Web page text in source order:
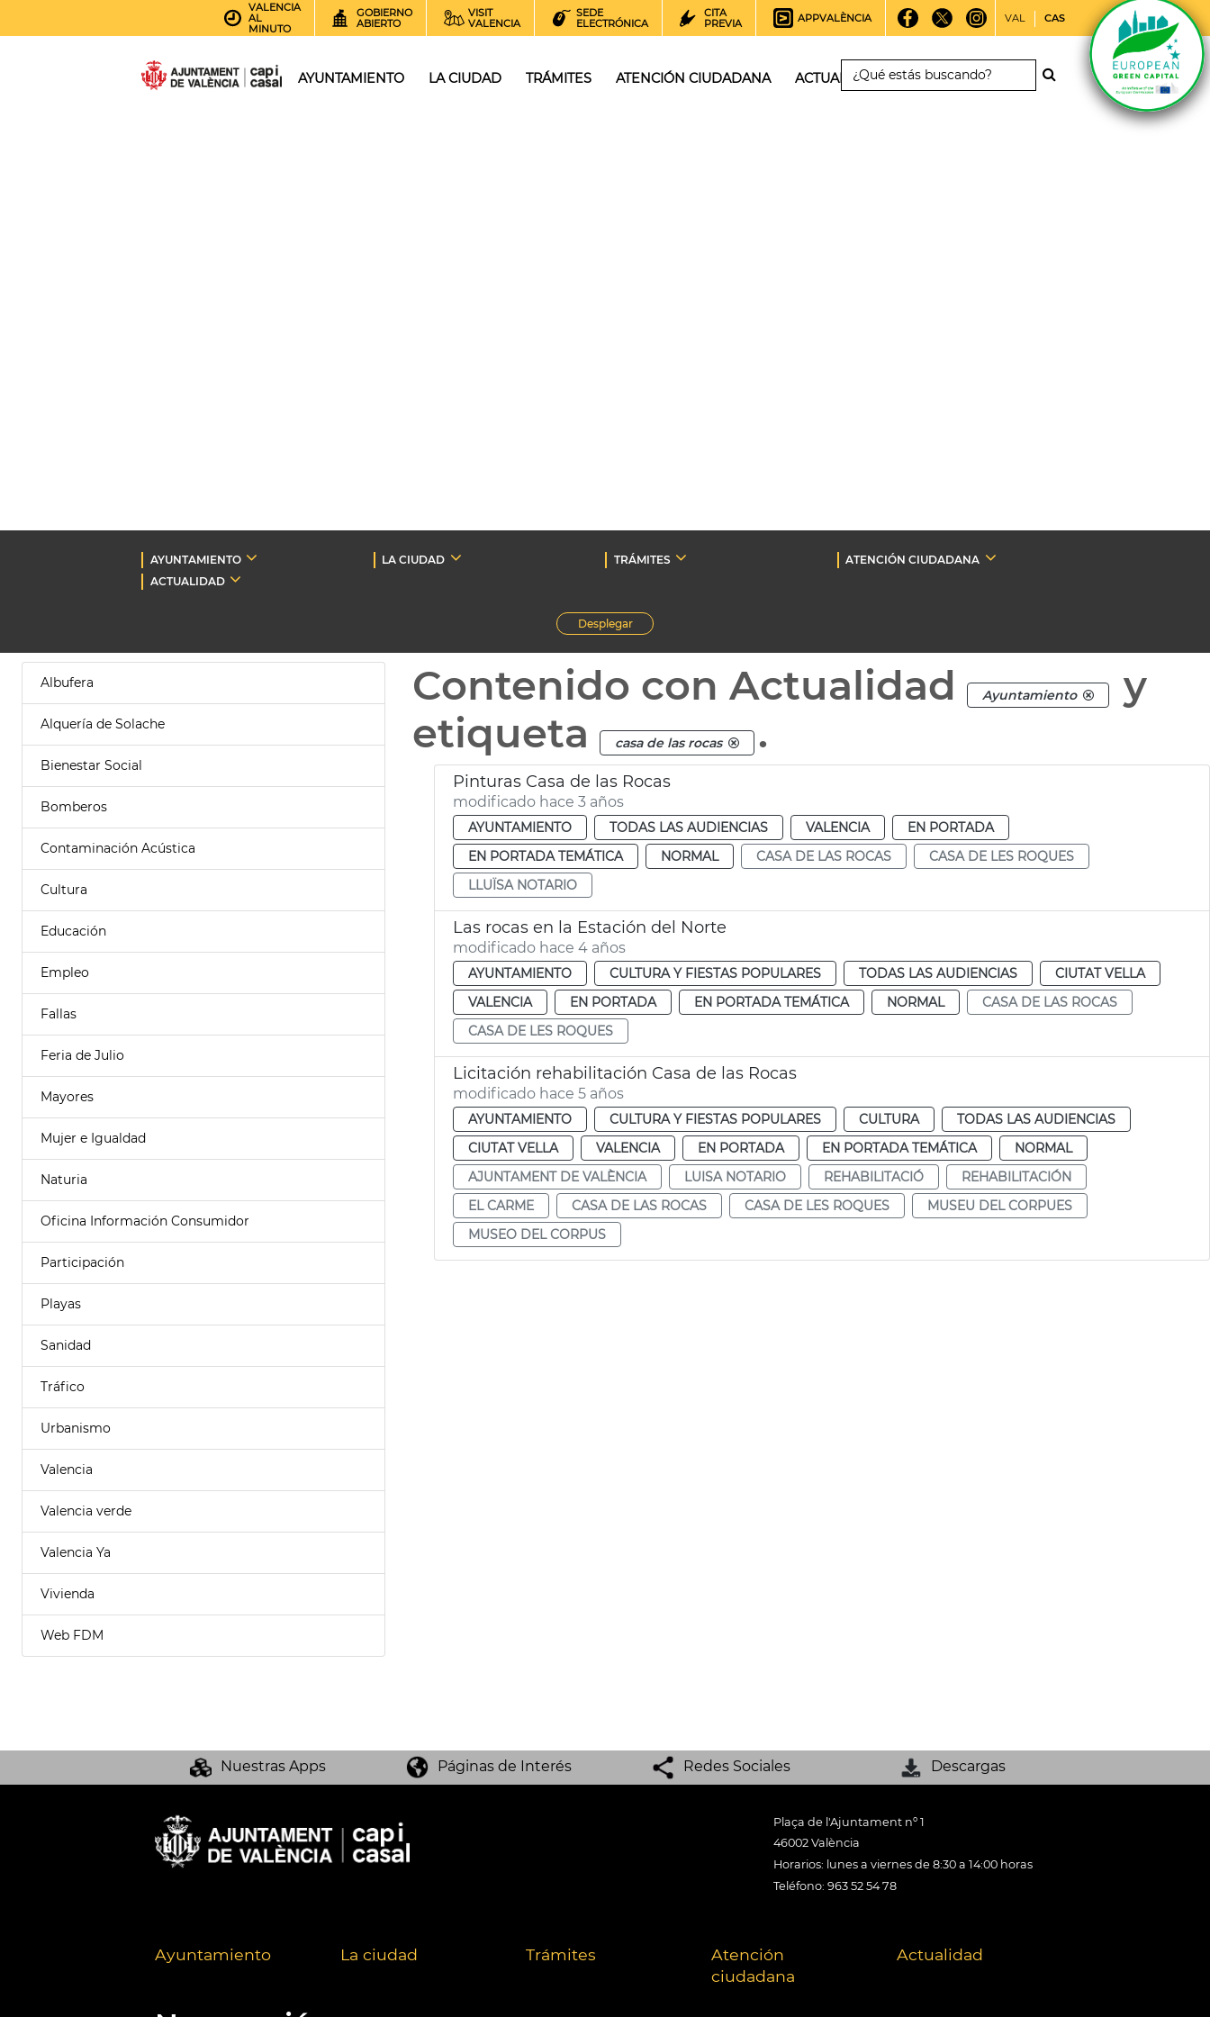
VALENCIA
AL
MINUTO
GOBIERNO
ABIERTO
VISIT
VALENCIA
SEDE
ELECTRÓNICA
CITA
PREVIA
APPVALÈNCIA VAL CAS
AYUNTAMIENTO LA CIUDAD TRÁMITES ATENCIÓN CIUDADANA ACTUALIDAD
AYUNTAMIENTO LA CIUDAD TRÁMITES
ATENCIÓN CIUDADANA
ACTUALIDAD
Desplegar
Albufera
Alquería de Solache
Bienestar Social
Bomberos
Contaminación Acústica
Cultura
Educación
Empleo
Fallas
Feria de Julio
Mayores
Mujer e Igualdad
Naturia
Oficina Información Consumidor
Participación
Playas
Sanidad
Tráfico
Urbanismo
Valencia
Valencia verde
Valencia Ya
Vivienda
Web FDM
Contenido con Actualidad Ayuntamiento
y
etiqueta
casa de las rocas .
Pinturas Casa de las Rocas
modificado hace 3 años
AYUNTAMIENTO TODAS LAS AUDIENCIAS VALENCIA
EN PORTADA
EN PORTADA TEMÁTICA
NORMAL CASA DE LAS ROCAS
CASA DE LES ROQUES
LLUÏSA NOTARIO
Las rocas en la Estación del Norte
modificado hace 4 años
AYUNTAMIENTO CULTURA Y FIESTAS POPULARES TODAS LAS AUDIENCIAS
CIUTAT VELLA
VALENCIA
EN PORTADA EN PORTADA TEMÁTICA NORMAL
CASA DE LAS ROCAS
CASA DE LES ROQUES
Licitación rehabilitación Casa de las Rocas
modificado hace 5 años
AYUNTAMIENTO CULTURA Y FIESTAS POPULARES CULTURA
TODAS LAS AUDIENCIAS
CIUTAT VELLA
VALENCIA EN PORTADA EN PORTADA TEMÁTICA
NORMAL
AJUNTAMENT DE VALÈNCIA
LUISA NOTARIO REHABILITACIÓ
REHABILITACIÓN
EL CARME
CASA DE LAS ROCAS CASA DE LES ROQUES
MUSEU DEL CORPUES
MUSEO DEL CORPUS
Nuestras Apps Páginas de Interés Redes Sociales Descargas
Plaça de l'Ajuntament nº 1
46002 València
Horarios: lunes a viernes de 8:30 a 14:00 horas
Teléfono: 963 52 54 78
Ayuntamiento La ciudad Trámites
Atención
ciudadana
Actualidad